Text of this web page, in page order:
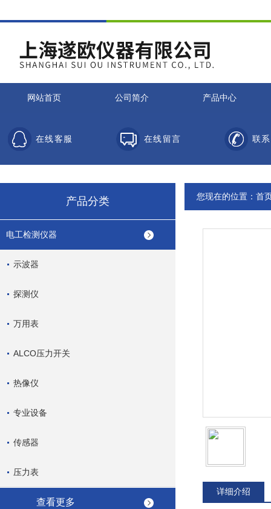
网站首页 公司简介 产品中心
在线客服 在线留言 联
产品分类
电工检测仪器
示波器
探测仪
万用表
ALCO压力开关
热像仪
专业设备
传感器
压力表
查看更多
您现在的位置： 首
详细介绍